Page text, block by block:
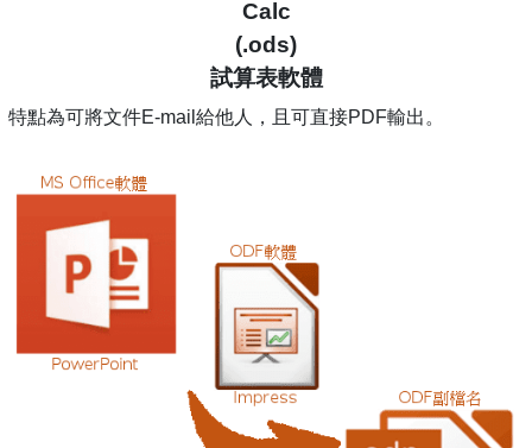
Calc
(.ods)
試算表軟體
特點為可將文件E-mail給他人，且可直接PDF輸出。